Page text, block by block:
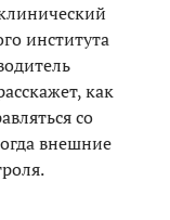
института
как
со
внешние